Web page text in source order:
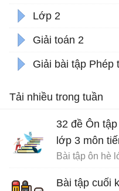
Lớp 2
Giải toán 2
Giải bài tập Phép
Tải nhiều trong tuần
32 đề Ôn
lớp 3 môn
Bài tập ôn hè
Bài tập cuối